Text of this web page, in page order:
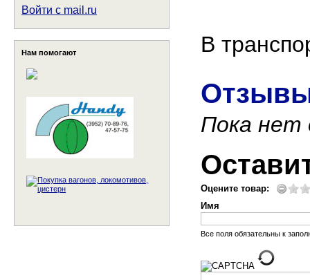
Войти с mail.ru
Нам помогают В
Пока нет
Оцените товар:
Имя
Все поля обязательны к